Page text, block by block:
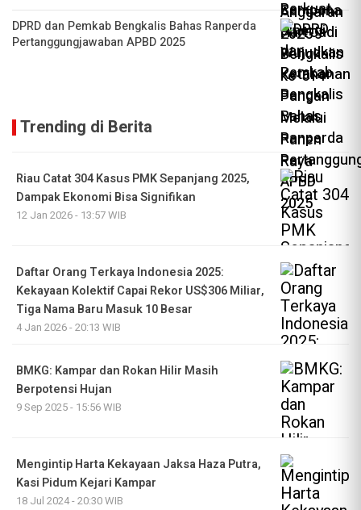
DPRD dan Pemkab Bengkalis Bahas Ranperda
Pertanggungjawaban APBD 2025
Trending di Berita
Riau Catat 304 Kasus PMK Sepanjang 2025,
Dampak Ekonomi Bisa Signifikan
12 Jan 2026 - 13:57 WIB
Daftar Orang Terkaya Indonesia 2025:
Kekayaan Kolektif Capai Rekor US$306 Miliar,
Tiga Nama Baru Masuk 10 Besar
4 Jan 2026 - 20:13 WIB
BMKG: Kampar dan Rokan Hilir Masih
Berpotensi Hujan
9 Sep 2025 - 15:56 WIB
Mengintip Harta Kekayaan Jaksa Haza Putra,
Kasi Pidum Kejari Kampar
18 Jul 2024 - 20:30 WIB